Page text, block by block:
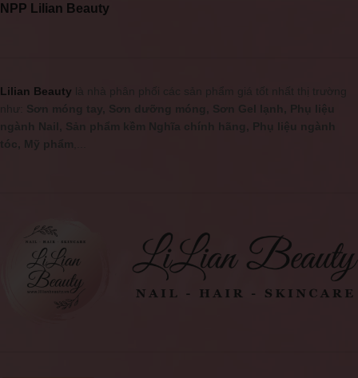
NPP Lilian Beauty
Lilian Beauty là nhà phân phối các sản phẩm giá tốt nhất thị trường
như: Sơn móng tay, Sơn dưỡng móng, Sơn Gel lạnh, Phụ liệu
ngành Nail, Sản phẩm kềm Nghĩa chính hãng, Phụ liệu ngành
tóc, Mỹ phẩm